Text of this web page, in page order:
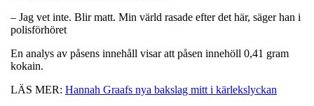
– Jag vet inte. Blir matt. Min värld rasade efter det här, säger han i
polisförhöret
En analys av påsens innehåll visar att påsen innehöll 0,41 gram
kokain.
LÄS MER: Hannah Graafs nya bakslag mitt i kärlekslyckan